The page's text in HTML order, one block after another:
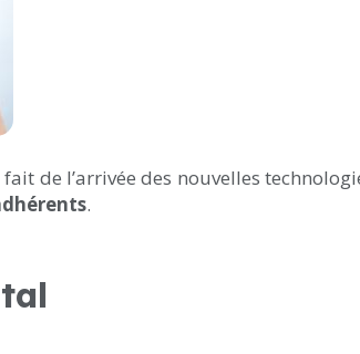
de l’arrivée des nouvelles
.